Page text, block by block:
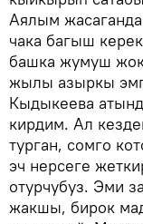
Аялым
чака багыш
башка жумуш
жылы азыркы
Кыдыкеева
кирдим. Ал
турган, сомго
эч нерсеге
отурчубуз. Эми
жакшы, бирок